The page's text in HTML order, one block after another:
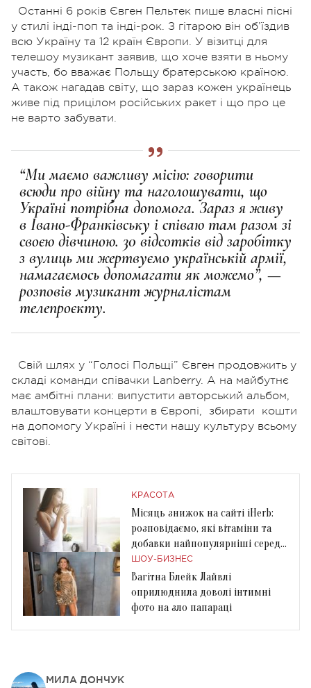
Останні 6 років Євген Пельтек пише власні пісні
у стилі інді-поп та інді-рок. З гітарою він об’їздив
всю Україну та 12 країн Європи. У візитці для
телешоу музикант заявив, що хоче взяти в ньому
участь, бо вважає Польщу братерською країною.
А також нагадав світу, що зараз кожен українець
живе під прицілом російських ракет і що про це
не варто забувати.
“Ми маємо важливу місію: говорити
всюди про війну та наголошувати, що
Україні потрібна допомога. Зараз я живу
в Івано-Франківську і співаю там разом зі
своєю дівчиною. 30 відсотків від заробітку
з вулиць ми жертвуємо українській армії,
намагаємось допомагати як можемо”, —
розповів музикант журналістам
телепроєкту.
Свій шлях у “Голосі Польщі” Євген продовжить у
складі команди співачки Lanberry. А на майбутнє
має амбітні плани: випустити авторський альбом,
влаштовувати концерти в Європі,
збирати
кошти
на допомогу Україні і нести нашу культуру всьому
світові.
КРАСОТА
Місяць знижок на сайті iHerb:
розповідаємо, які вітаміни та
добавки найпопулярніші серед
українців
ШОУ-БИЗНЕС
Вагітна Блейк Лайвлі
оприлюднила доволі інтимні
фото на зло папараці
МИЛА ДОНЧУК